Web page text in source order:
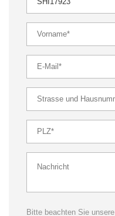
Bitte beachten Sie unsere